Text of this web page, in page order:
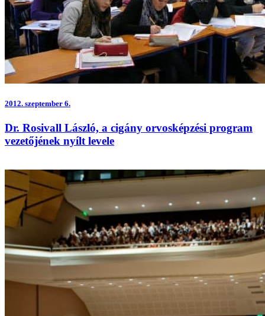
2012. szeptember 6.
Dr. Rosivall László, a cigány orvosképzési program
vezetőjének nyílt levele